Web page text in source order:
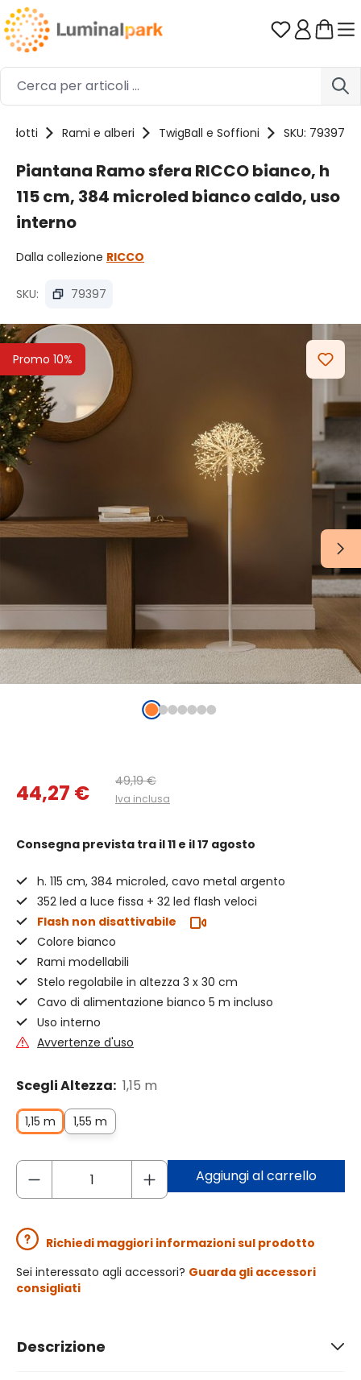
Passa al contenuto principale Hai 0
Rami e alberi TwigBall e Soffioni SKU: 79397
Piantana Ramo sfera RICCO bianco, h
115 cm, 384 microled bianco caldo, uso
interno
Dalla collezione RICCO
SKU: 79397
Promo 10%
Salta la galleria di immagini
44,27 € 49,19 €
Iva inclusa
Consegna prevista tra il 11 e il 17 agosto
h. 115 cm, 384 microled, cavo metal argento
352 led a luce fissa + 32 led flash veloci
Flash non disattivabile
Colore bianco
Rami modellabili
Stelo regolabile in altezza 3 x 30 cm
Cavo di alimentazione bianco 5 m incluso
Uso interno
Avvertenze d'uso
Scegli Altezza: 1,15 m
1,15 m 1,55 m
Aggiungi al carrello
Richiedi maggiori informazioni sul prodotto
Sei interessato agli accessori? Guarda gli accessori
consigliati
Descrizione